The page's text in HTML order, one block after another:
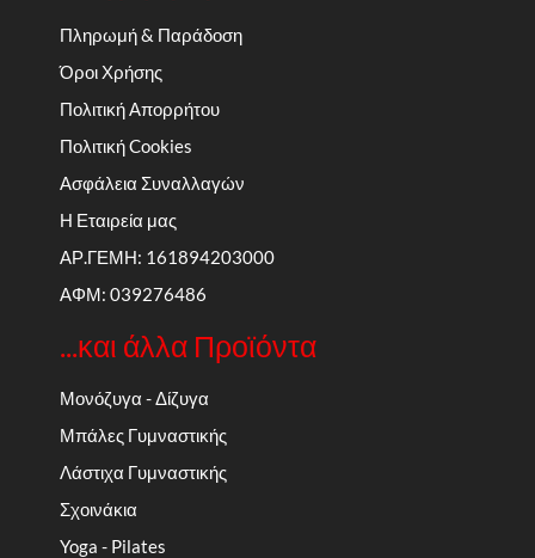
Πληρωμή & Παράδοση
Όροι Χρήσης
Πολιτική Απορρήτου
Πολιτική Cookies
Ασφάλεια Συναλλαγών
Η Εταιρεία μας
ΑΡ.ΓΕΜΗ: 161894203000
ΑΦΜ: 039276486
...και άλλα Προϊόντα
Μονόζυγα - Δίζυγα
Μπάλες Γυμναστικής
Λάστιχα Γυμναστικής
Σχοινάκια
Yoga - Pilates